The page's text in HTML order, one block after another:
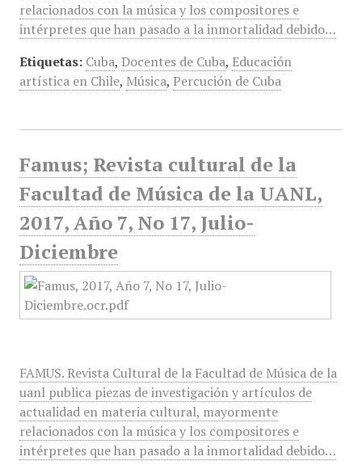
relacionados con la música y los compositores e
intérpretes que han pasado a la inmortalidad debido…
Etiquetas: Cuba, Docentes de Cuba, Educación
artística en Chile, Música, Percución de Cuba
Famus; Revista cultural de la
Facultad de Música de la UANL,
2017, Año 7, No 17, Julio-
Diciembre
FAMUS. Revista Cultural de la Facultad de Música de la
uanl publica piezas de investigación y artículos de
actualidad en materia cultural, mayormente
relacionados con la música y los compositores e
intérpretes que han pasado a la inmortalidad debido…